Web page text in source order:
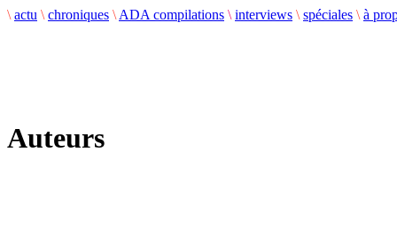
\ actu \ chroniques \ ADA compilations \ interviews \ spéciales \ à
Auteurs